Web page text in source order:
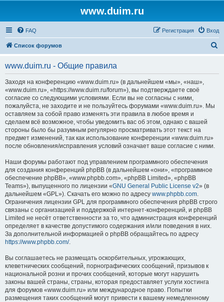
www.duim.ru
FAQ Вход
Регистрация
Список форумов
www.duim.ru - Общие правила
Заходя на конференцию «www.duim.ru» (в дальнейшем «мы», «наш»,
«www.duim.ru», «https://www.duim.ru/forum»), вы подтверждаете своё
согласие со следующими условиями. Если вы не согласны с ними,
пожалуйста, не заходите и не пользуйтесь форумами «www.duim.ru». Мы
оставляем за собой право изменять эти правила в любое время и
сделаем всё возможное, чтобы уведомить вас об этом, однако с вашей
стороны было бы разумным регулярно просматривать этот текст на
предмет изменений, так как использование конференции «www.duim.ru»
после обновления/исправления условий означает ваше согласие с ними.
Наши форумы работают под управлением программного обеспечения
для создания конференций phpBB (в дальнейшем «они», «программное
обеспечение phpBB», «www.phpbb.com», «phpBB Limited», «phpBB
Teams»), выпущенного по лицензии «GNU General Public License v2» (в
дальнейшем «GPL»). Скачать его можно по адресу www.phpbb.com.
Ограничения лицензии GPL для программного обеспечения phpBB строго
связаны с организацией и поддержкой интернет-конференций, и phpBB
Limited не несёт ответственности за то, что администрация конференций
определяет в качестве допустимого содержания и/или поведения в них.
За дополнительной информацией о phpBB обращайтесь по адресу
https://www.phpbb.com/.
Вы соглашаетесь не размещать оскорбительных, угрожающих,
клеветнических сообщений, порнографических сообщений, призывов к
национальной розни и прочих сообщений, которые могут нарушить
законы вашей страны, страны, которая предоставляет услуги хостинга
для форумов «www.duim.ru» или международное право. Попытки
размещения таких сообщений могут привести к вашему немедленному